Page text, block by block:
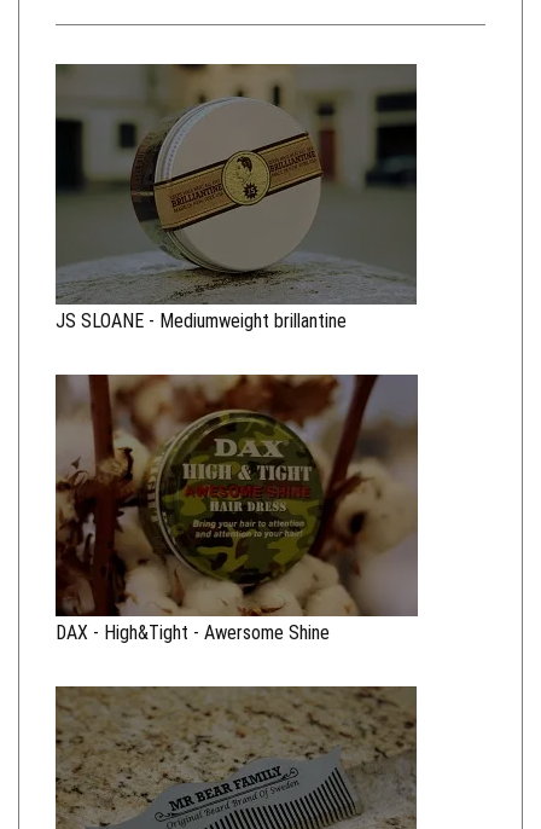
JS SLOANE - Mediumweight brillantine
DAX - High&Tight - Awersome Shine